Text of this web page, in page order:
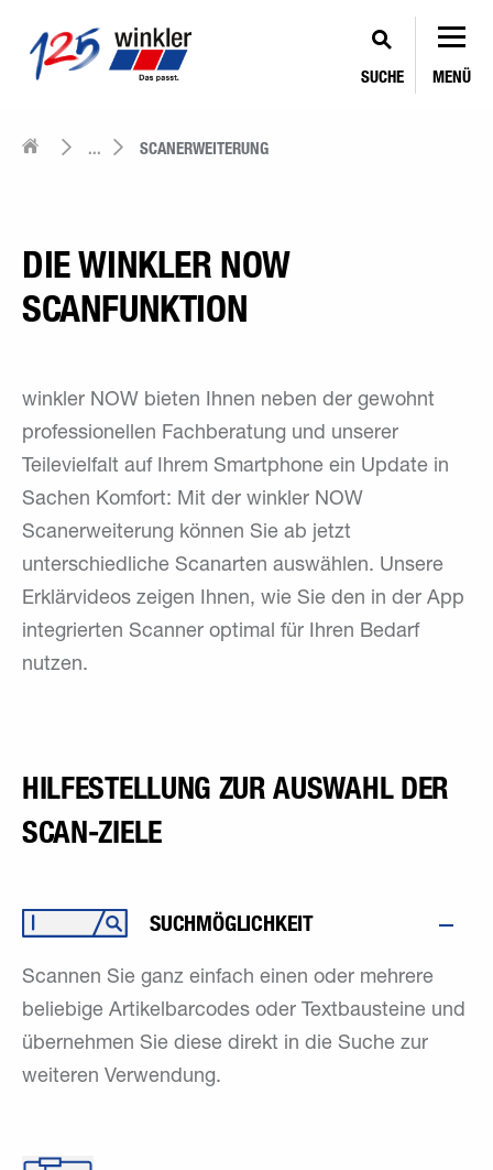
SUCHE MENÜ
... SCANERWEITERUNG
DIE WINKLER NOW
SCANFUNKTION
winkler NOW bieten Ihnen neben der gewohnt
professionellen Fachberatung und unserer
Teilevielfalt auf Ihrem Smartphone ein Update in
Sachen Komfort: Mit der winkler NOW
Scanerweiterung können Sie ab jetzt
unterschiedliche Scanarten auswählen. Unsere
Erklärvideos zeigen Ihnen, wie Sie den in der App
integrierten Scanner optimal für Ihren Bedarf
nutzen.
HILFESTELLUNG ZUR AUSWAHL DER
SCAN-ZIELE
SUCHMÖGLICHKEIT
Scannen Sie ganz einfach einen oder mehrere
beliebige Artikelbarcodes oder Textbausteine und
übernehmen Sie diese direkt in die Suche zur
weiteren Verwendung.